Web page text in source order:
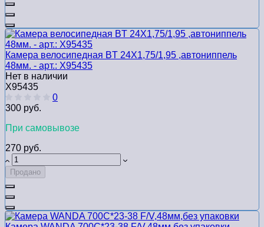
Камера велосипедная BТ 24Х1,75/1,95 ,автониппель
48мм. - арт.: Х95435
Нет в наличии
Х95435
0
300 руб.
При самовывозе
270 руб.
Продано